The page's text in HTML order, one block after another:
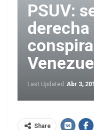
PSUV:
Last Updated Abr 3,
Share